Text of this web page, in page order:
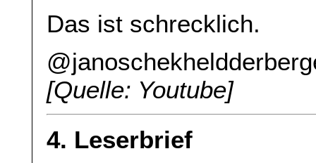
Das ist schrecklich.
[Quelle: Youtube]
4. Leserbrief